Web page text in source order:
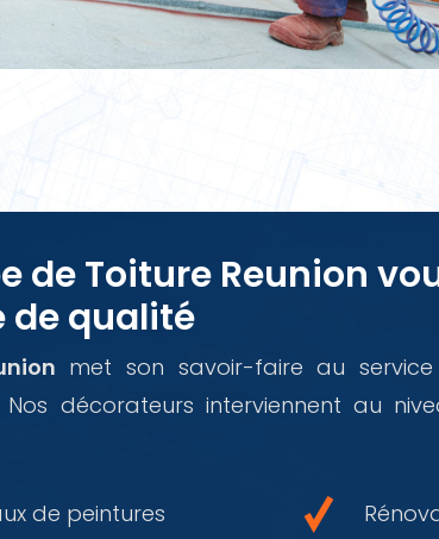
de Toiture Reunion
de qualité
met son savoir-faire au
Nos décorateurs interviennent au
de peintures